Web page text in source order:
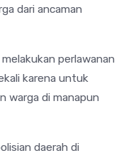
dari ancaman
perlawanan
karena untuk
warga di manapun
daerah di